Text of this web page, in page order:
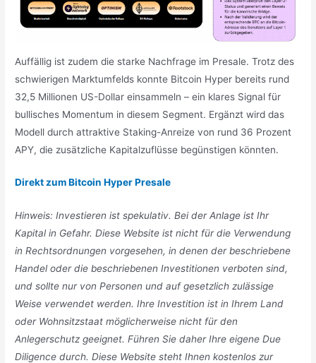
Auffällig ist zudem die starke Nachfrage im Presale. Trotz des
schwierigen Marktumfelds konnte Bitcoin Hyper bereits rund
32,5 Millionen US-Dollar einsammeln – ein klares Signal für
bullisches Momentum in diesem Segment. Ergänzt wird das
Modell durch attraktive Staking-Anreize von rund 36 Prozent
APY, die zusätzliche Kapitalzuflüsse begünstigen könnten.
Direkt zum Bitcoin Hyper Presale
Hinweis: Investieren ist spekulativ. Bei der Anlage ist Ihr
Kapital in Gefahr. Diese Website ist nicht für die Verwendung
in Rechtsordnungen vorgesehen, in denen der beschriebene
Handel oder die beschriebenen Investitionen verboten sind,
und sollte nur von Personen und auf gesetzlich zulässige
Weise verwendet werden. Ihre Investition ist in Ihrem Land
oder Wohnsitzstaat möglicherweise nicht für den
Anlegerschutz geeignet. Führen Sie daher Ihre eigene Due
Diligence durch. Diese Website steht Ihnen kostenlos zur